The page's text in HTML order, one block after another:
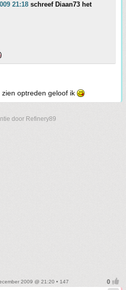
21:18 schreef Diaan73 het
optreden geloof ik
door Refinery89
2009 @ 21:20 • 147